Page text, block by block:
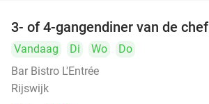
3- of 4-gangendiner van de chef
Vandaag Di Wo
Do
Bar Bistro L'Entrée
Rijswijk